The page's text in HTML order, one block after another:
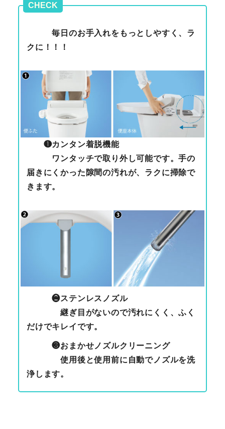
CHECK
毎日のお手入れをもっとしやすく、ラ
クに！！！
❶カンタン着脱機能
ワンタッチで取り外し可能です。手の
届きにくかった隙間の汚れが、ラクに掃除で
きます。
❷ステンレスノズル
継ぎ目がないので汚れにくく、ふく
だけでキレイです。
❸おまかせノズルクリーニング
使用後と使用前に自動でノズルを洗
浄します。